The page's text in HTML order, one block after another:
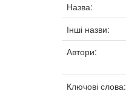
Назва:
Інші назви:
Автори:
Ключові слова: